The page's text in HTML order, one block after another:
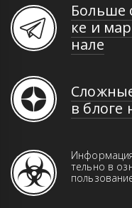
Больше
ке и
на­ле
в блоге
те­ль­но в